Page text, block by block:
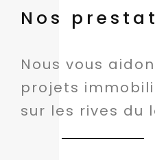
Nos
Nous vous
projets
sur les rives du